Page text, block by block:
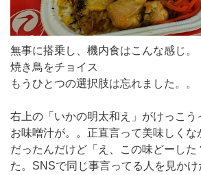
無事に搭乗し、機内食はこんな感じ。
焼き鳥をチョイス
もうひとつの選択肢は忘れました。。
右上の「いかの明太和え」がけっこう
お味噌汁が。。正直言って美味しくな
だったんだけど「え、この味どーした
た。SNSで同じ事言ってる人を見か